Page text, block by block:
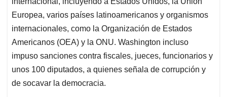
Europea, varios países latinoamericanos y organismos
internacionales, como la Organización de Estados
Americanos (OEA) y la ONU. Washington incluso
impuso sanciones contra fiscales, jueces, funcionarios y
unos 100 diputados, a quienes señala de corrupción y
de socavar la democracia.